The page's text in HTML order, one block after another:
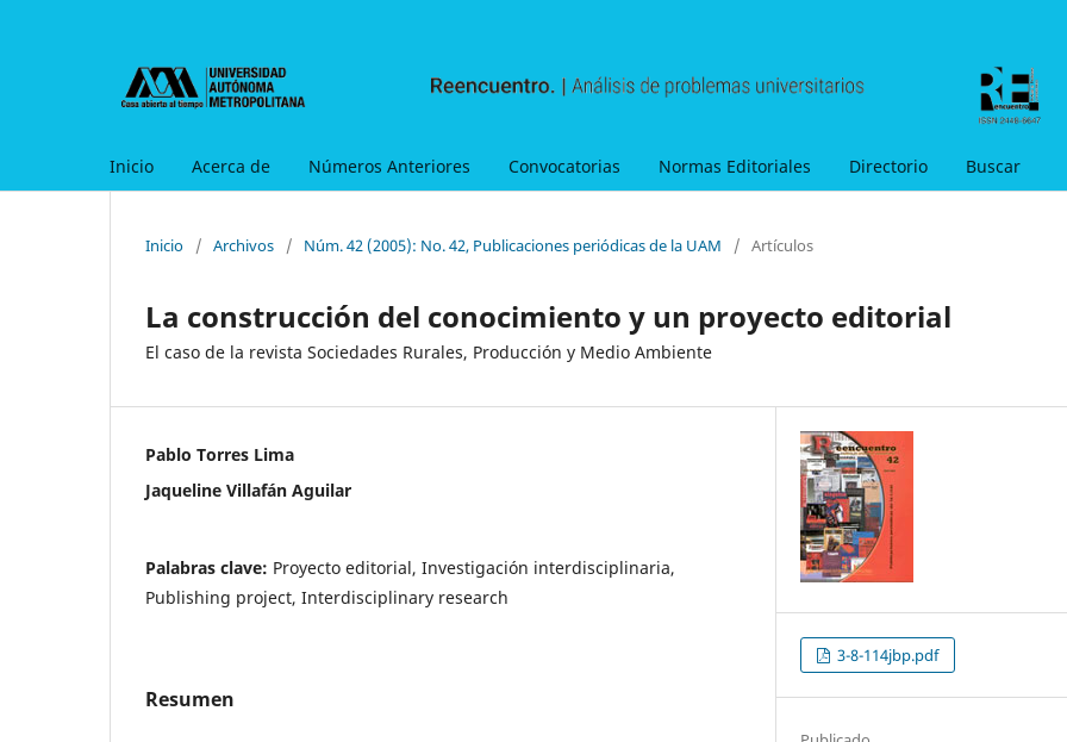
Inicio Acerca de Números Anteriores Convocatorias Normas Editoriales Directorio Buscar
Inicio / Archivos / Núm. 42 (2005): No. 42, Publicaciones periódicas de la UAM / Artículos
La construcción del conocimiento y un proyecto editorial
El caso de la revista Sociedades Rurales, Producción y Medio Ambiente
Pablo Torres Lima
Jaqueline Villafán Aguilar
Palabras clave: Proyecto editorial, Investigación interdisciplinaria,
Publishing project, Interdisciplinary research
Resumen
3-8-114jbp.pdf